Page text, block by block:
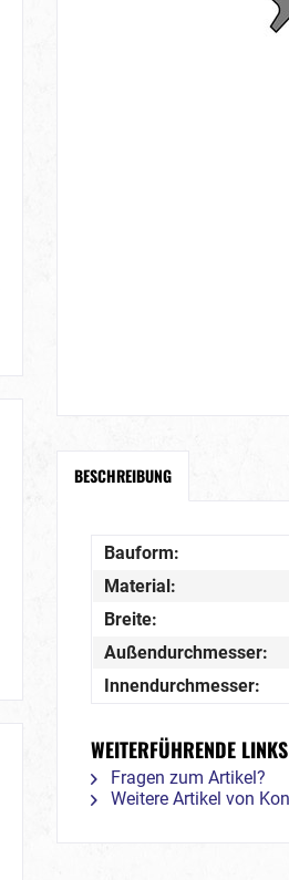
BESCHREIBUNG
Bauform:
Material:
Breite:
Außendurchmesser:
Innendurchmesser:
WEITERFÜHRENDE
Fragen zum Artikel?
Weitere Artikel von